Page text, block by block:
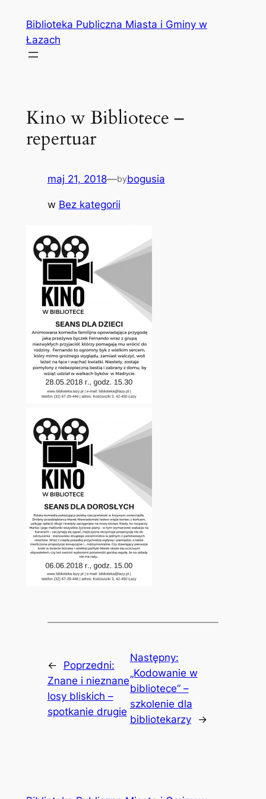
treści
Biblioteka Publiczna Miasta i Gminy w
Łazach
Kino w Bibliotece –
repertuar
maj 21, 2018—bybogusia
w Bez kategorii
←
Poprzedni:
Znane i nieznane
losy bliskich –
spotkanie drugie
Następny:
„Kodowanie w
bibliotece” –
szkolenie dla
bibliotekarzy
→